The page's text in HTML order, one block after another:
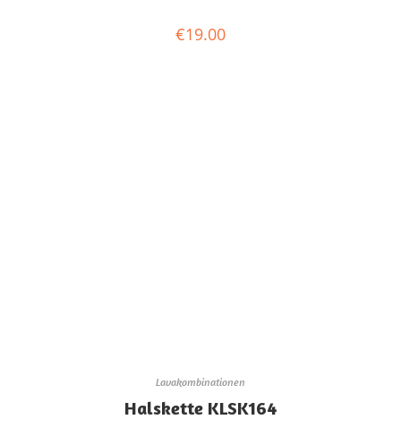
€19.00
Lavakombinationen
Halskette KLSK164